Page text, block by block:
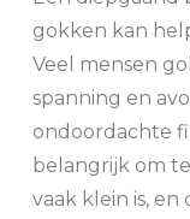
gokken kan
Veel mensen
spanning en
ondoordachte
belangrijk om
vaak klein is,